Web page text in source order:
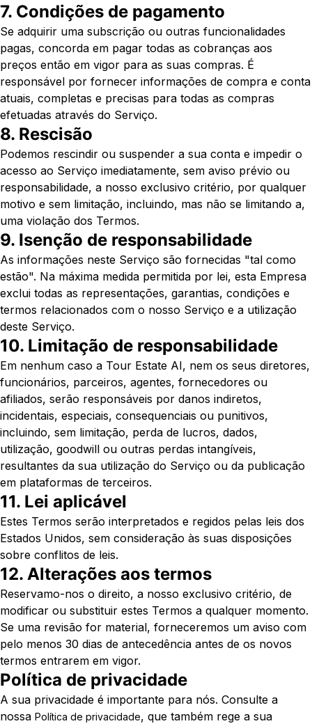
7. Condições de pagamento
Se adquirir uma subscrição ou outras funcionalidades
pagas, concorda em pagar todas as cobranças aos
preços então em vigor para as suas compras. É
responsável por fornecer informações de compra e conta
atuais, completas e precisas para todas as compras
efetuadas através do Serviço.
8. Rescisão
Podemos rescindir ou suspender a sua conta e impedir o
acesso ao Serviço imediatamente, sem aviso prévio ou
responsabilidade, a nosso exclusivo critério, por qualquer
motivo e sem limitação, incluindo, mas não se limitando a,
uma violação dos Termos.
9. Isenção de responsabilidade
As informações neste Serviço são fornecidas "tal como
estão". Na máxima medida permitida por lei, esta Empresa
exclui todas as representações, garantias, condições e
termos relacionados com o nosso Serviço e a utilização
deste Serviço.
10. Limitação de responsabilidade
Em nenhum caso a Tour Estate AI, nem os seus diretores,
funcionários, parceiros, agentes, fornecedores ou
afiliados, serão responsáveis por danos indiretos,
incidentais, especiais, consequenciais ou punitivos,
incluindo, sem limitação, perda de lucros, dados,
utilização, goodwill ou outras perdas intangíveis,
resultantes da sua utilização do Serviço ou da publicação
em plataformas de terceiros.
11. Lei aplicável
Estes Termos serão interpretados e regidos pelas leis dos
Estados Unidos, sem consideração às suas disposições
sobre conflitos de leis.
12. Alterações aos termos
Reservamo-nos o direito, a nosso exclusivo critério, de
modificar ou substituir estes Termos a qualquer momento.
Se uma revisão for material, forneceremos um aviso com
pelo menos 30 dias de antecedência antes de os novos
termos entrarem em vigor.
Política de privacidade
A sua privacidade é importante para nós. Consulte a
nossa Política de privacidade, que também rege a sua